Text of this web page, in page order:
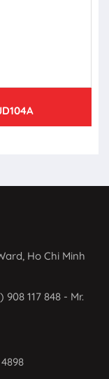
Ho Chi Minh
117 848 - Mr.